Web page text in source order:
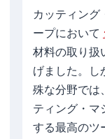
カッティング
ープにおいて
材料の取り扱
げました。し
殊な分野では
ティング・マ
する最高のツ